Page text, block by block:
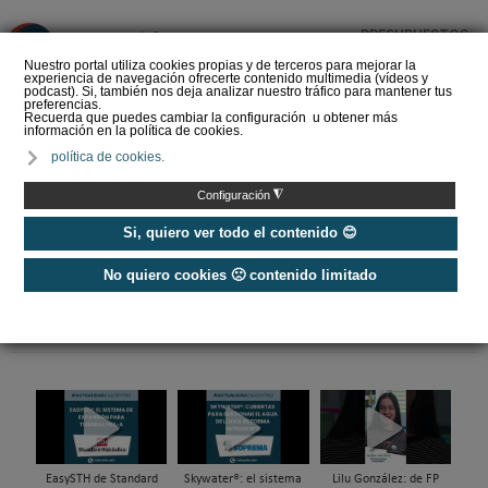
Nuestro portal utiliza cookies propias y de terceros para mejorar la
experiencia de navegación ofrecerte contenido multimedia (vídeos y
podcast). Si, también nos deja analizar nuestro tráfico para mantener tus
preferencias.
Recuerda que puedes cambiar la configuración u obtener más
información en la política de cookies.
política de cookies.
Configuración ◮
Si, quiero ver todo el contenido 😊
No quiero cookies 🙁 contenido limitado
PRESUPUESTOS
del Amperio (Episodio 3)
Etiquetas / climatización
EasySTH de Standard
Skywater®: el sistema
Lilu González: de FP